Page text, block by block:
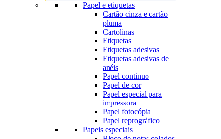
Papel e etiquetas
Cartão cinza e cartão
pluma
Cartolinas
Etiquetas
Etiquetas adesivas
Etiquetas adesivas de
anéis
Papel continuo
Papel de cor
Papel especial para
impressora
Papel fotocópia
Papel reprográfico
Papeis especiais